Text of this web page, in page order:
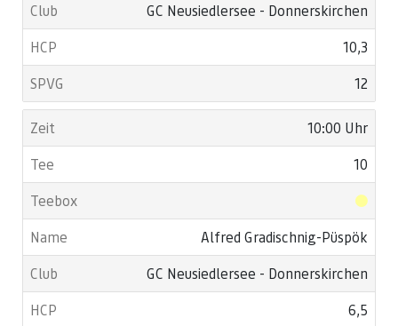
GC Neusiedlersee - Donnerskirchen
10,3
12
10:00 Uhr
10
Alfred Gradischnig-Püspök
GC Neusiedlersee - Donnerskirchen
6,5